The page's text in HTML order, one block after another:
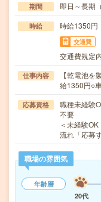
期間 即日～長期
時給 時給1350円
交通費
交通費規定
仕事内容
【乾電池
給1350円○
応募資格
職種未経験
不要
＜未経験
流れ「応募
職場の雰囲気
年齢層
20代